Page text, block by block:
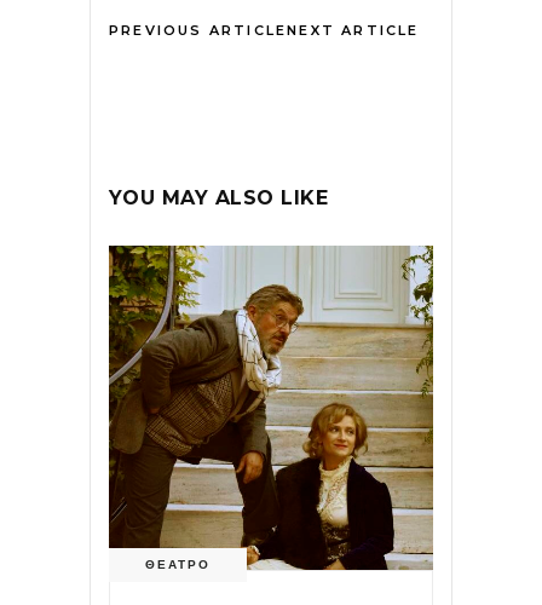
PREVIOUS ARTICLENEXT ARTICLE
YOU MAY ALSO LIKE
ΘΕΑΤΡΟ